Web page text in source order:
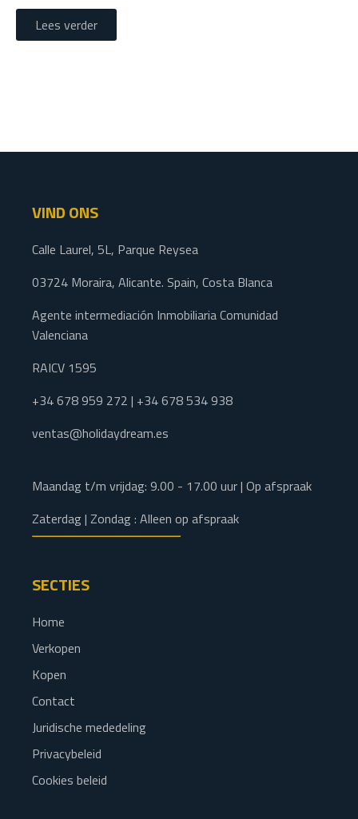
Lees verder
VIND ONS
Calle Laurel, 5L, Parque Reysea
03724 Moraira, Alicante. Spain, Costa Blanca
Agente intermediación Inmobiliaria Comunidad
Valenciana
RAICV 1595
+34 678 959 272 | +34 678 534 938
ventas@holidaydream.es
Maandag t/m vrijdag: 9.00 - 17.00 uur | Op afspraak
Zaterdag | Zondag : Alleen op afspraak
SECTIES
Home
Verkopen
Kopen
Contact
Juridische mededeling
Privacybeleid
Cookies beleid